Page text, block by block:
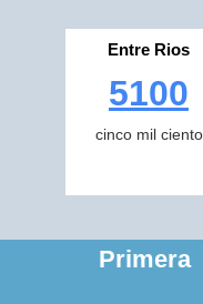
Entre Rios
5100
cinco mil ciento
Primera